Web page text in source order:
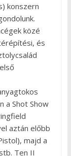
konszern
közé
és
a Shot Show
aztán előbb
majd a
Ten II